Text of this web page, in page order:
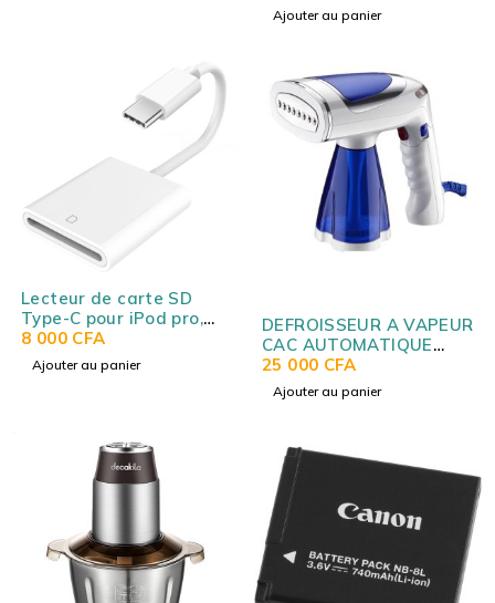
Ajouter au panier
Lecteur de carte SD
Type-C pour iPod pro,
MAC et Android D-118 -
USB-C SD CARD READER
D-118
8 000 CFA
Ajouter au panier
DEFROISSEUR A VAPEUR
CAC AUTOMATIQUE
CA820897
25 000 CFA
Ajouter au panier